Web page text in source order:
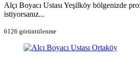
Alçı Boyacı Ustası Yeşilköy bölgenizde
istiyorsanız...
6126 görüntülenme